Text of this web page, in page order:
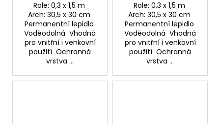
Role: 0,3 x 1,5 m
Arch: 30,5 x 30 cm
Permanentní lepidlo
Voděodolná Vhodná
pro vnitřní i venkovní
použití Ochranná
vrstva ...
Role: 0,3 x 1,5 m
Arch: 30,5 x 30 cm
Permanentní lepidlo
Voděodolná Vhodná
pro vnitřní i venkovní
použití Ochranná
vrstva ...